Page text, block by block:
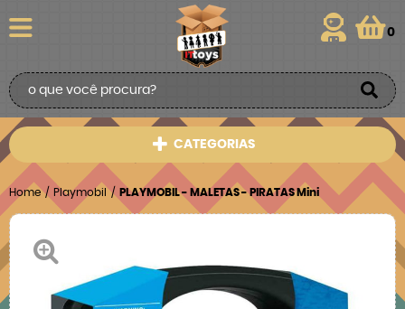
0
CATEGORIAS
Home Playmobil PLAYMOBIL - MALETAS - PIRATAS Mini